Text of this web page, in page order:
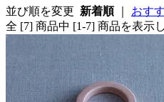
並び順を変更 新着順｜ おす
全 [7] 商品中 [1-7] 商品を表示